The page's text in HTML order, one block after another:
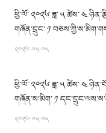
ཕྱི་ལོ་ ༢༠༢༦ ཟླ་ ༥ ཚེས་ ༤
གཞོན་དྲུང་ ༡
༢༠༢༦-༠༥-༠༥
ཕྱི་ལོ་ ༢༠༢༦ ཟླ་ ༥ ཚེས་ ༤
གཞོན་ས་མིག་ ༡
༢༠༢༦-༠༥-༠༥